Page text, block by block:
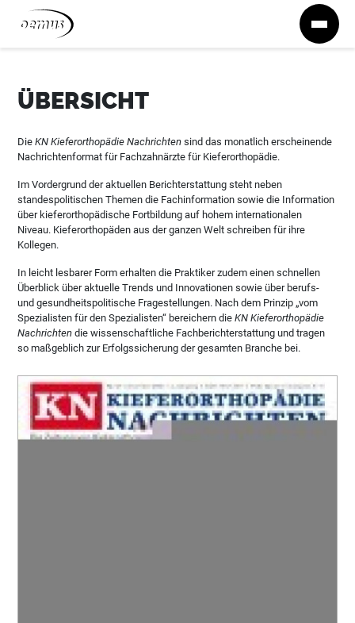
Zum Inhalt springen
ÜBERSICHT
DieKN Kieferorthopädie Nachrichten sind das monatlich erscheinende
Nachrichtenformat für Fachzahnärzte für Kieferorthopädie.
Im Vordergrund der aktuellen Berichterstattung steht neben
standespolitischen Themen die Fachinformation sowie die Information
über kieferorthopädische Fortbildung auf hohem internationalen
Niveau. Kieferorthopäden aus der ganzen Welt schreiben für ihre
Kollegen.
In leicht lesbarer Form erhalten die Praktiker zudem einen schnellen
Überblick über aktuelle Trends und Innovationen sowie über berufs-
und gesundheitspolitische Fragestellungen. Nach dem Prinzip „vom
Spezialisten für den Spezialisten“ bereichern dieKN Kieferorthopädie
Nachrichten die wissenschaftliche Fachberichterstattung und tragen
so maßgeblich zur Erfolgssicherung der gesamten Branche bei.